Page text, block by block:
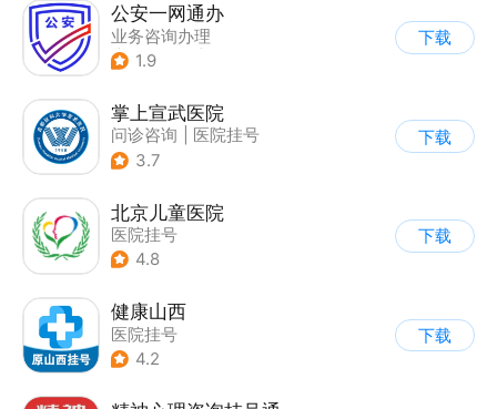
公安一网通办
业务咨询办理
| 政企业务
1.9
下载
掌上宣武医院
问诊咨询
医院挂号
3.7
下载
北京儿童医院
医院挂号
4.8
下载
健康山西
医院挂号
4.2
下载